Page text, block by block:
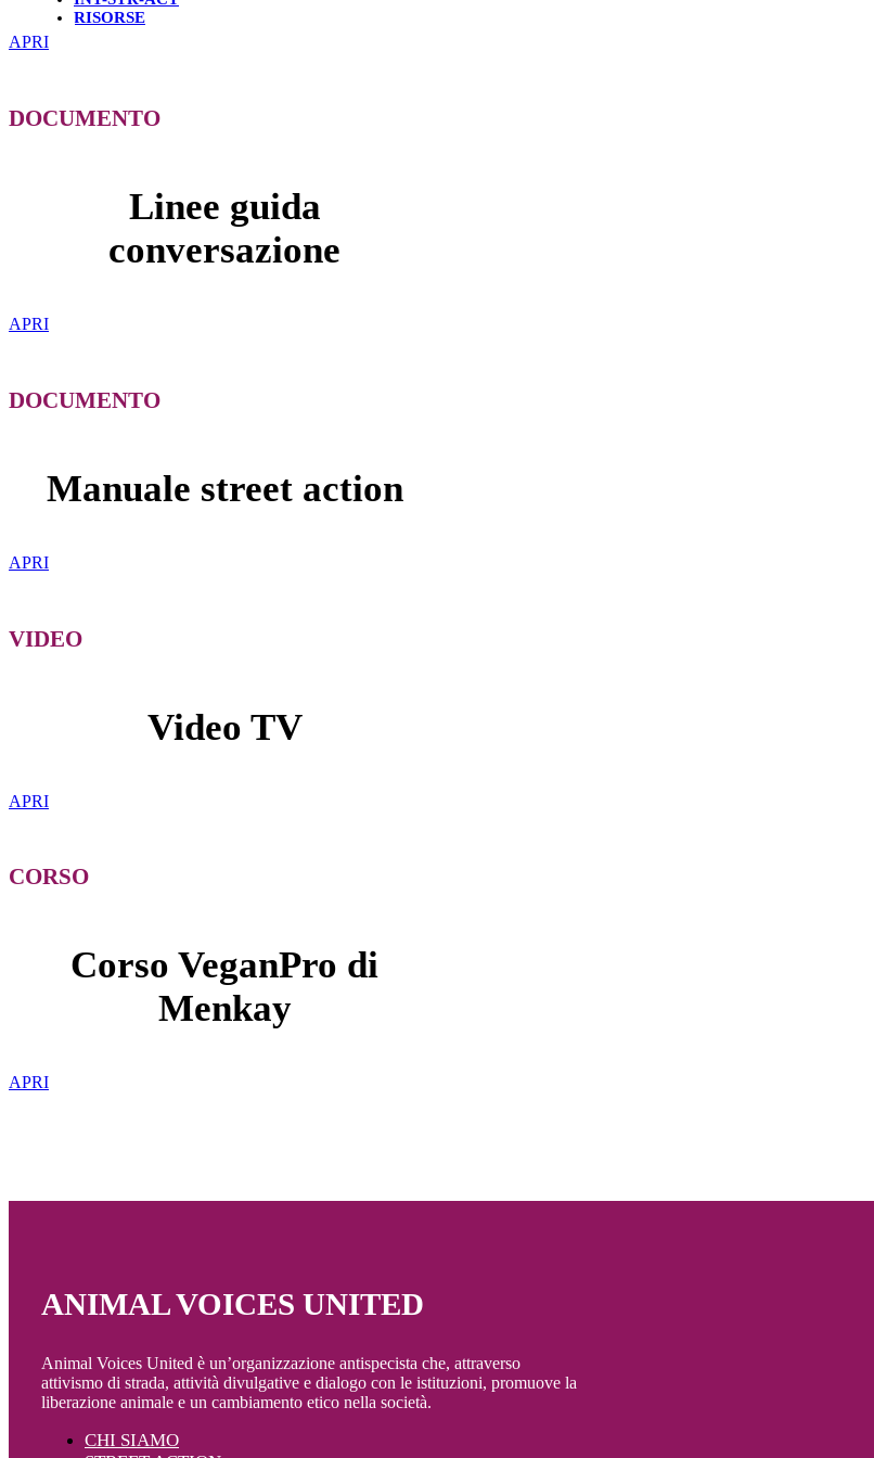
RISORSE
APRI
DOCUMENTO
Linee guida
conversazione
APRI
DOCUMENTO
Manuale street action
APRI
VIDEO
Video TV
APRI
CORSO
Corso VeganPro di
Menkay
APRI
ANIMAL VOICES UNITED
Animal Voices United è un’organizzazione antispecista che, attraverso
attivismo di strada, attività divulgative e dialogo con le istituzioni, promuove la
liberazione animale e un cambiamento etico nella società.
CHI SIAMO